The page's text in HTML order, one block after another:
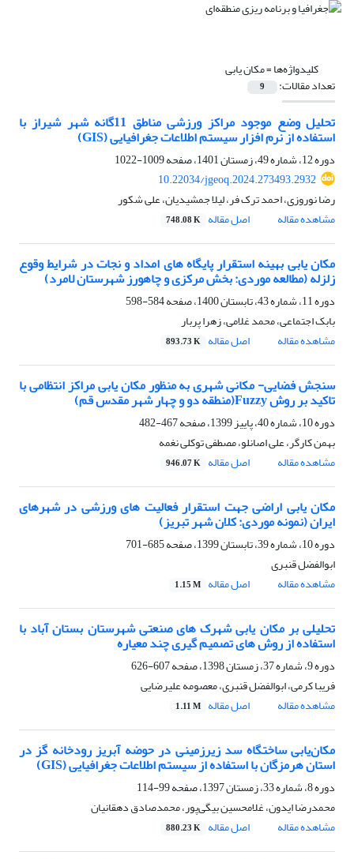
کلیدواژه‌ها =مکان یابی
تعداد مقالات: 9
تحلیل وضع موجود مراکز ورزشی مناطق 11گانه شهر شیراز با
استفاده از نرم افزار سیستم اطلاعات جغرافیایی (GIS)
دوره 12، شماره 49، زمستان 1401، صفحه
1009-1022
10.22034/jgeoq.2024.273493.2932
رضا نوروزی، احمد ترک فر، لیلا جمشیدیان، علی شکور
مشاهده مقاله
اصل مقاله 748.08 K
مکان یابی بهینه استقرار پایگاه های امداد و نجات در شرایط وقوع
زلزله (مطالعه موردی: بخش مرکزی و چاهورز شهرستان لامرد)
دوره 11، شماره 43، تابستان 1400، صفحه
584-598
بابک اجتماعی، محمد غلامی، زهرا پربار
مشاهده مقاله
اصل مقاله 893.73 K
سنجش فضایی- مکانی شهری به منظور مکان یابی مراکز انتظامی با
تاکید بر روش Fuzzy‌(منطقه دو و چهار شهر مقدس قم)
دوره 10، شماره 40، پاییز 1399، صفحه
467-482
بهمن کارگر، علی اصانلو، مصطفی توکلی نغمه
مشاهده مقاله
اصل مقاله 946.07 K
مکان یابی اراضی جهت استقرار فعالیت های ورزشی در شهرهای
ایران (نمونه موردی: کلان شهر تبریز)
دوره 10، شماره 39، تابستان 1399، صفحه
685-701
ابوالفضل قنبری
مشاهده مقاله
اصل مقاله 1.15 M
تحلیلی بر مکان یابی شهرک های صنعتی شهرستان بستان آباد با
استفاده از روش های تصمیم گیری چند معیاره
دوره 9، شماره 37، زمستان 1398، صفحه
607-626
فریبا کرمی، ابوالفضل قنبری، معصومه علیرضایی
مشاهده مقاله
اصل مقاله 1.11 M
مکان‌یابی ساختگاه سد زیرزمینی در حوضه آبریز رودخانه گز در
استان هرمزگان با استفاده از سیستم اطلاعات جغرافیایی (GIS)
دوره 8، شماره 33، زمستان 1397، صفحه
99-114
محمدرضا ایدون، غلامحسین بیگی‌پور، محمدصادق دهقانیان
مشاهده مقاله
اصل مقاله 880.23 K